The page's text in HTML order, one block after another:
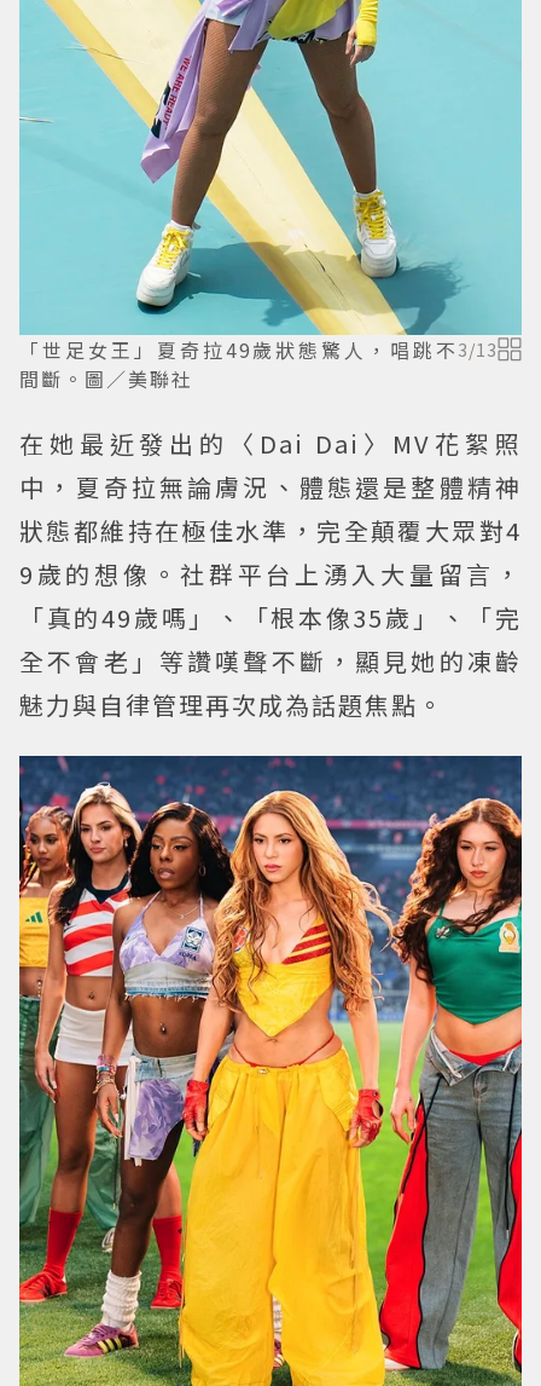
「世足女王」夏奇拉49歲狀態驚人，唱跳不
間斷。圖／美聯社
3/13
在她最近發出的〈Dai Dai〉MV花絮照
中，夏奇拉無論膚況、體態還是整體精神
狀態都維持在極佳水準，完全顛覆大眾對4
9歲的想像。社群平台上湧入大量留言，
「真的49歲嗎」、「根本像35歲」、「完
全不會老」等讚嘆聲不斷，顯見她的凍齡
魅力與自律管理再次成為話題焦點。